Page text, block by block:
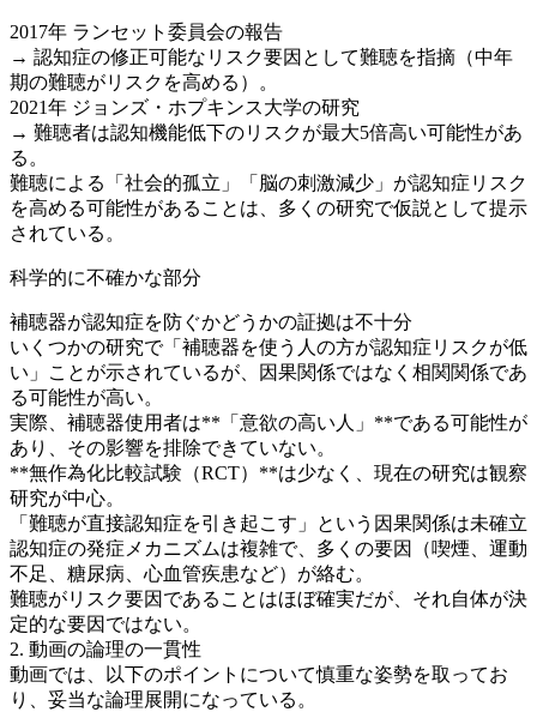
2017年 ランセット委員会の報告
→ 認知症の修正可能なリスク要因として難聴を指摘（中年
期の難聴がリスクを高める）。
2021年 ジョンズ・ホプキンス大学の研究
→ 難聴者は認知機能低下のリスクが最大5倍高い可能性があ
る。
難聴による「社会的孤立」「脳の刺激減少」が認知症リスク
を高める可能性があることは、多くの研究で仮説として提示
されている。
科学的に不確かな部分
補聴器が認知症を防ぐかどうかの証拠は不十分
いくつかの研究で「補聴器を使う人の方が認知症リスクが低
い」ことが示されているが、因果関係ではなく相関関係であ
る可能性が高い。
実際、補聴器使用者は**「意欲の高い人」**である可能性が
あり、その影響を排除できていない。
**無作為化比較試験（RCT）**は少なく、現在の研究は観察
研究が中心。
「難聴が直接認知症を引き起こす」という因果関係は未確立
認知症の発症メカニズムは複雑で、多くの要因（喫煙、運動
不足、糖尿病、心血管疾患など）が絡む。
難聴がリスク要因であることはほぼ確実だが、それ自体が決
定的な要因ではない。
2. 動画の論理の一貫性
動画では、以下のポイントについて慎重な姿勢を取ってお
り、妥当な論理展開になっている。